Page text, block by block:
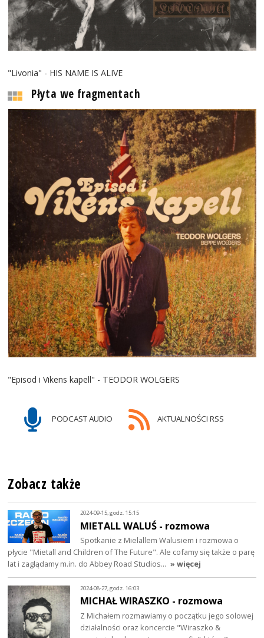
"Livonia" - HIS NAME IS ALIVE
Płyta we fragmentach
"Episod i Vikens kapell" - TEODOR WOLGERS
PODCAST AUDIO AKTUALNOŚCI RSS
Zobacz także
2024-09-15, godz. 15:15
MIETALL WALUŚ - rozmowa
Spotkanie z Mielallem Walusiem i rozmowa o
płycie "Mietall and Children of The Future". Ale cofamy się także o parę
lat i zaglądamy m.in. do Abbey Road Studios… » więcej
2024-08-27, godz. 16:03
MICHAŁ WIRASZKO - rozmowa
Z Michałem rozmawiamy o początku jego solowej
działalności oraz koncercie "Wiraszko &